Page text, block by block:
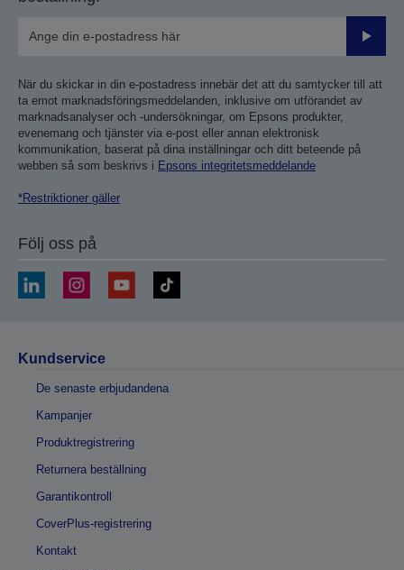
Skicka
När du skickar in din e-postadress innebär det att du samtycker till att
ta emot marknadsföringsmeddelanden, inklusive om utförandet av
marknadsanalyser och -undersökningar, om Epsons produkter,
evenemang och tjänster via e-post eller annan elektronisk
kommunikation, baserat på dina inställningar och ditt beteende på
webben så som beskrivs i Epsons integritetsmeddelande
*Restriktioner gäller
Följ oss på
Kundservice
De senaste erbjudandena
Kampanjer
Produktregistrering
Returnera beställning
Garantikontroll
CoverPlus-registrering
Kontakt